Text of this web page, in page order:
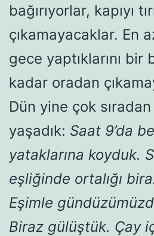
bağırıyorlar, kapıyı
çıkamayacaklar. En
gece yaptıklarını bir
kadar oradan
Dün yine çok
yaşadık: Saat 9’da
yataklarına koyduk.
eşliğinde ortalığı
Eşimle
Biraz gülüştük. Çay